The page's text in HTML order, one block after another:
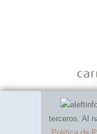
terceros. Al